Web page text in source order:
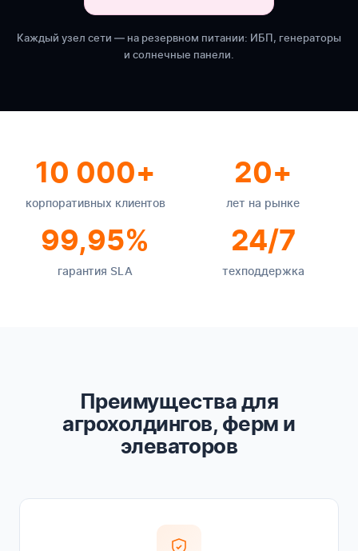
Каждый узел сети — на резервном питании: ИБП, генераторы
и солнечные панели.
10 000+
корпоративных клиентов
20+
лет на рынке
99,95%
гарантия SLA
24/7
техподдержка
Преимущества для
агрохолдингов, ферм и
элеваторов